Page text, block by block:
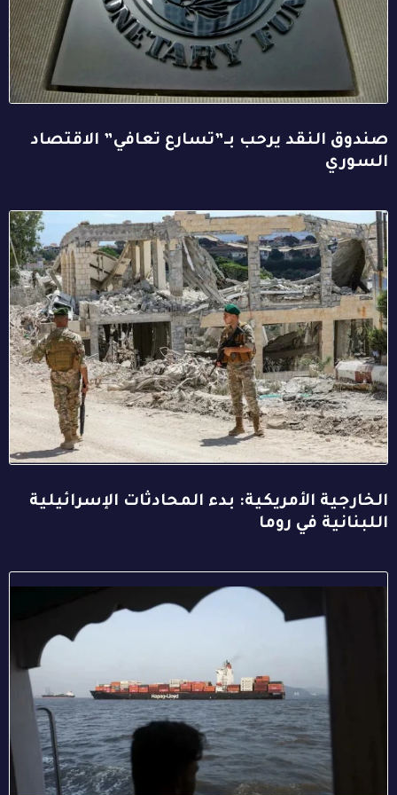
صندوق النقد يرحب بـ”تسارع تعافي” الاقتصاد
السوري
الخارجية الأمريكية: بدء المحادثات الإسرائيلية
اللبنانية في روما